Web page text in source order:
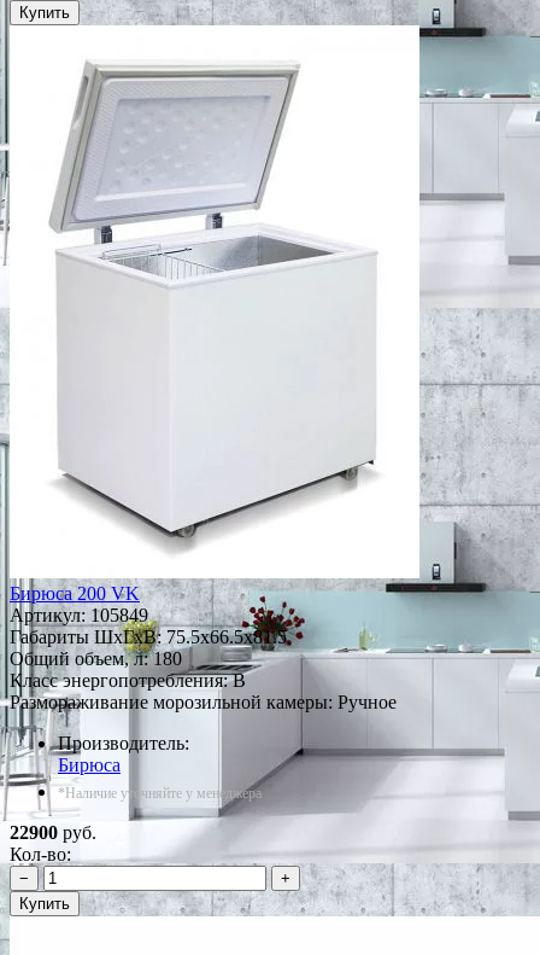
Купить
Бирюса 200 VK
Артикул: 105849
Габариты ШxГxВ: 75.5x66.5x81.5
Общий объем, л: 180
Класс энергопотребления: B
Размораживание морозильной камеры: Ручное
Производитель:
Бирюса
*Наличие уточняйте у менеджера
22900 руб.
Кол-во:
−
+
Купить